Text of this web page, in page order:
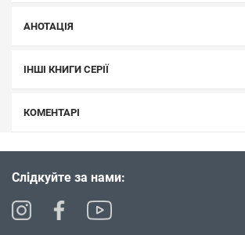
АНОТАЦІЯ
ІНШІ КНИГИ СЕРІЇ
КОМЕНТАРІ
Слідкуйте за нами: